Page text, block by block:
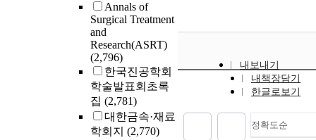
Annals of
Surgical Treatment
and
Research(ASRT)
(2,796)
한국진공학회
학술발표회초록
집 (2,781)
대한금속·재료
학회지 (2,770)
내보내기
내책장담기
한글로보기
정확도순